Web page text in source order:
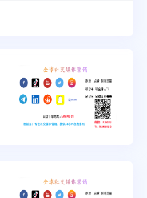
Telegram
更多